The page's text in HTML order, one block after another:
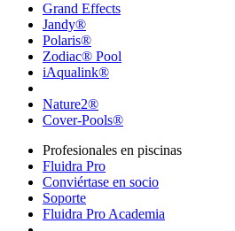
Grand Effects
Jandy®
Polaris®
Zodiac® Pool
iAqualink®
Nature2®
Cover-Pools®
Profesionales en piscinas
Fluidra Pro
Conviértase en socio
Soporte
Fluidra Pro Academia